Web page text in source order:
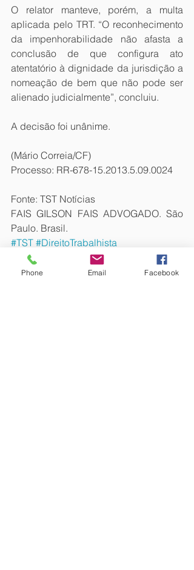
O relator manteve, porém, a multa
aplicada pelo TRT. “O reconhecimento
da impenhorabilidade não afasta a
conclusão de que configura ato
atentatório à dignidade da jurisdição a
nomeação de bem que não pode ser
alienado judicialmente”, concluiu.
A decisão foi unânime.
(Mário Correia/CF)
Processo: RR-678-15.2013.5.09.0024
Fonte: TST Notícias
FAIS GILSON FAIS ADVOGADO. São
Paulo. Brasil.
#TST #DireitoTrabalhista
#Impenhorabilidade #Imóvel
Phone Email Facebook